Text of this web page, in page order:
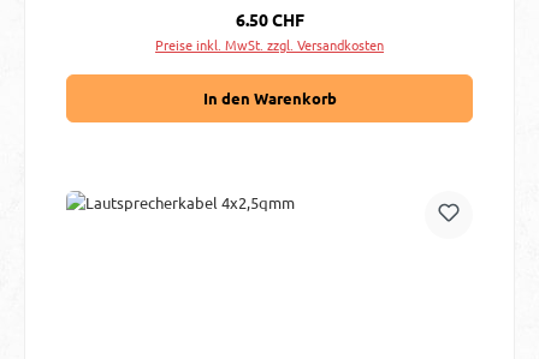
Regulärer Preis:
6.50 CHF
Preise inkl. MwSt. zzgl. Versandkosten
In den Warenkorb